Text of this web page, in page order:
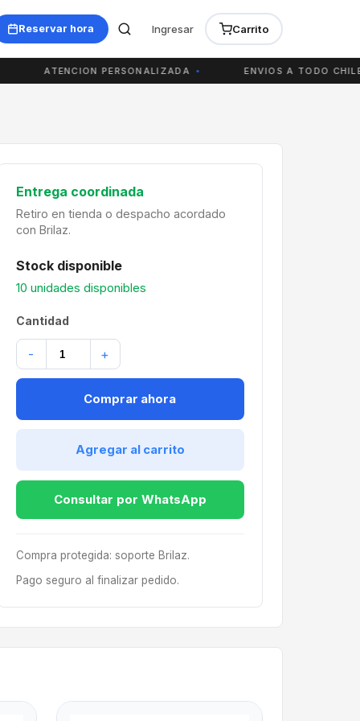
ATENCION PERSONALIZADA ENVIOS A TODO CHILE
Reservar hora Ingresar Carrito
Entrega coordinada
Retiro en tienda o despacho acordado
con Brilaz.
Stock disponible
10 unidades disponibles
Cantidad
- +
Comprar ahora
Agregar al carrito
Consultar por WhatsApp
Compra protegida: soporte Brilaz.
Pago seguro al finalizar pedido.